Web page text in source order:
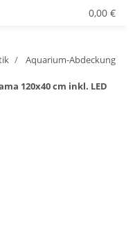
0,00 €
Aquarium-Abdeckung
120x40 cm inkl. LED